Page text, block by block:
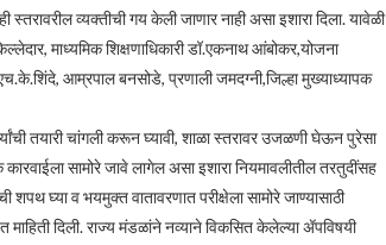
स्तरावरील व्यक्तीची गय केली जाणार नाही असा इशारा दिला. यावेळी
माध्यमिक शिक्षणाधिकारी डॉ.एकनाथ आंबोकर,योजना
आम्रपाल बनसोडे, प्रणाली जमदग्नी,जिल्हा मुख्याध्यापक
तयारी चांगली करून घ्यावी, शाळा स्तरावर उजळणी घेऊन पुरेसा
सामोरे जावे लागेल असा इशारा नियमावलीतील तरतुदींसह
शपथ घ्या व भयमुक्त वातावरणात परीक्षेला सामोरे जाण्यासाठी
माहिती दिली. राज्य मंडळांने नव्याने विकसित केलेल्या ॲपविषयी